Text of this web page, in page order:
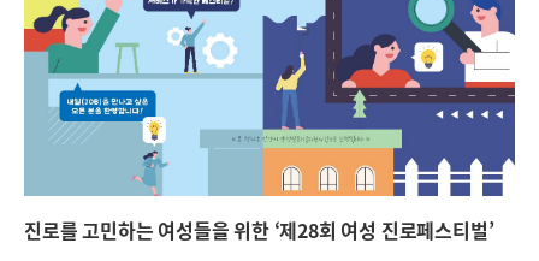
진로를 고민하는 여성들을 위한 ‘제28회 여성 진로페스티벌’